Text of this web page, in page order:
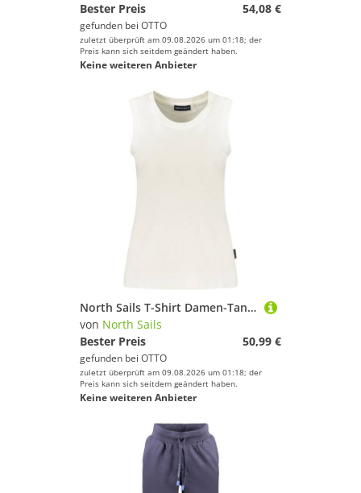
Bester Preis
54,08 €
gefunden bei OTTO
zuletzt überprüft am 09.08.2026 um 01:18; der
Preis kann sich seitdem geändert haben.
Keine weiteren Anbieter
North Sails T-Shirt Damen-Tanktop weiß mit breiten Trägern
von North Sails
Bester Preis
50,99 €
gefunden bei OTTO
zuletzt überprüft am 09.08.2026 um 01:18; der
Preis kann sich seitdem geändert haben.
Keine weiteren Anbieter